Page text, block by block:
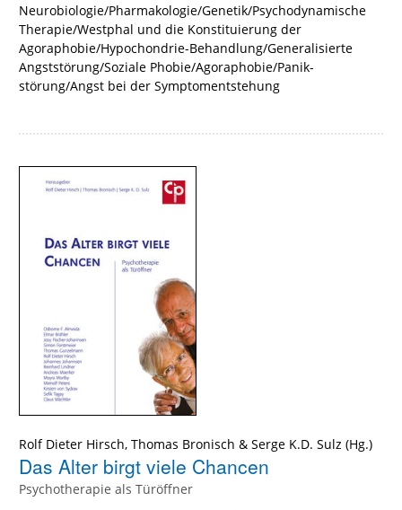
Neurobiologie/Pharmakologie/Ge­ne­tik/Psychodynamische
Therapie/Westphal und die Konstituierung der
Agoraphobie/Hypochondrie-Behandlung/Generalisierte
Angststörung/Soziale Phobie/Agoraphobie/Panik­­
störung/Angst bei der Symptomentstehung
Rolf Dieter Hirsch, Thomas Bronisch & Serge K.D. Sulz (Hg.)
Das Alter birgt viele Chancen
Psychotherapie als Türöffner